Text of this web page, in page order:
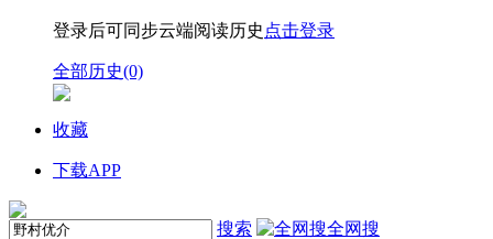
登录后可同步云端阅读历史 点击登录
全部历史(0)
收藏
下载APP
搜索 全网搜